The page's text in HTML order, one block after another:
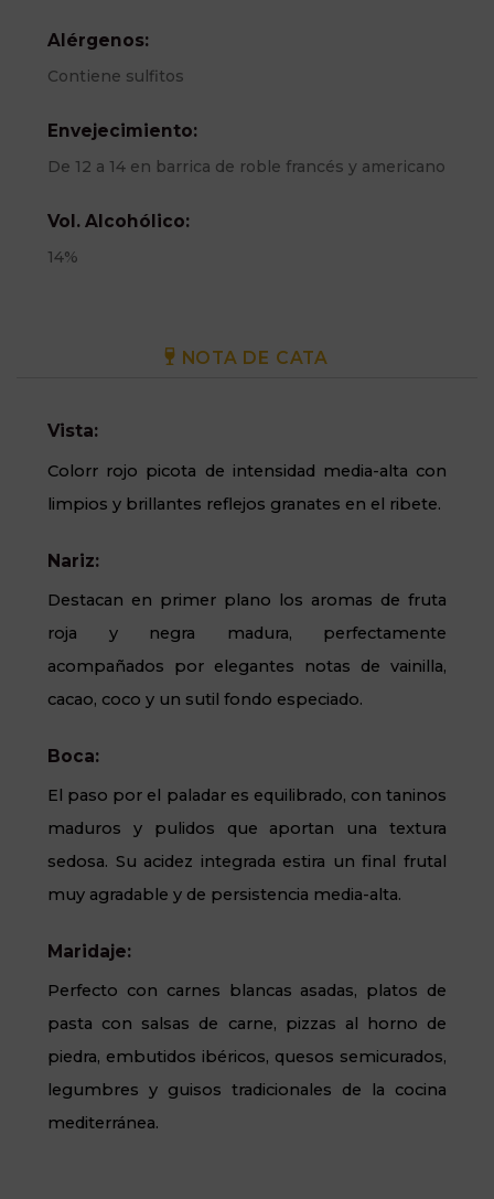
Alérgenos:
Contiene sulfitos
Envejecimiento:
De 12 a 14 en barrica de roble francés y americano
Vol. Alcohólico:
14%
NOTA DE CATA
Vista:
Colorr rojo picota de intensidad media-alta con
limpios y brillantes reflejos granates en el ribete.
Nariz:
Destacan en primer plano los aromas de fruta
roja y negra madura, perfectamente
acompañados por elegantes notas de vainilla,
cacao, coco y un sutil fondo especiado.
Boca:
El paso por el paladar es equilibrado, con taninos
maduros y pulidos que aportan una textura
sedosa. Su acidez integrada estira un final frutal
muy agradable y de persistencia media-alta.
Maridaje:
Perfecto con carnes blancas asadas, platos de
pasta con salsas de carne, pizzas al horno de
piedra, embutidos ibéricos, quesos semicurados,
legumbres y guisos tradicionales de la cocina
mediterránea.